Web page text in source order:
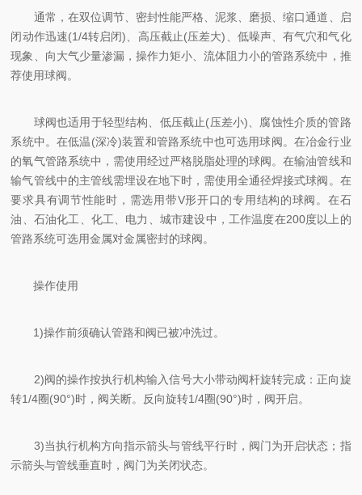
通常，在双位调节、密封性能严格、泥浆、磨损、缩口通道、启
闭动作迅速(1/4转启闭)、高压截止(压差大)、低噪声、有气穴和气化
现象、向大气少量渗漏，操作力矩小、流体阻力小的管路系统中，推
荐使用球阀。
球阀也适用于轻型结构、低压截止(压差小)、腐蚀性介质的管路
系统中。在低温(深冷)装置和管路系统中也可选用球阀。在冶金行业
的氧气管路系统中，需使用经过严格脱脂处理的球阀。在输油管线和
输气管线中的主管线需埋设在地下时，需使用全通径焊接式球阀。在
要求具有调节性能时，需选用带V形开口的专用结构的球阀。在石
油、石油化工、化工、电力、城市建设中，工作温度在200度以上的
管路系统可选用金属对金属密封的球阀。
操作使用
1)操作前须确认管路和阀已被冲洗过。
2)阀的操作按执行机构输入信号大小带动阀杆旋转完成：正向旋
转1/4圈(90°)时，阀关断。反向旋转1/4圈(90°)时，阀开启。
3)当执行机构方向指示箭头与管线平行时，阀门为开启状态；指
示箭头与管线垂直时，阀门为关闭状态。